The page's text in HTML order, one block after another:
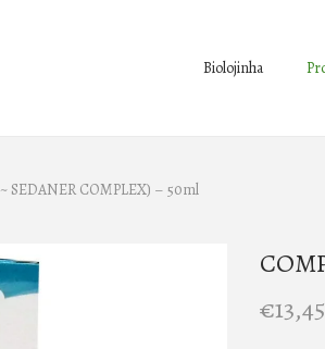
Biolojinha
SEDANER COMPLEX) – 50ml
€13,45